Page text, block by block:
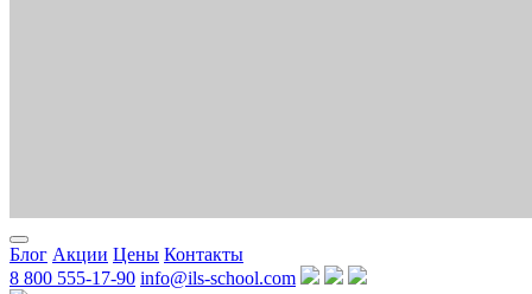
Блог Акции Цены Контакты
8 800 555-17-90 info@ils-school.com